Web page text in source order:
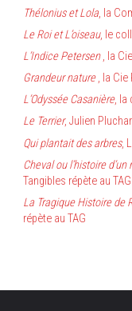
Thélonius et Lola, la
Le Roi et L’oiseau, le
L’Indice Petersen, la
Grandeur nature, la Cie
L’Odyssée Casanière, la
Le Terrier, Julien
Qui plantait des arbres,
Cheval ou l’histoire
Tangibles répète au TAG
La Tragique Histoire de
répète au TAG